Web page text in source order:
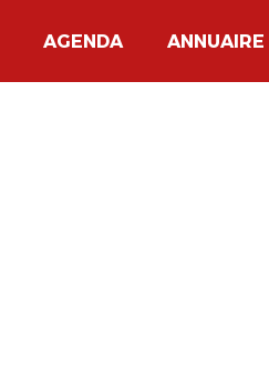
AGENDA ANNUAIRE